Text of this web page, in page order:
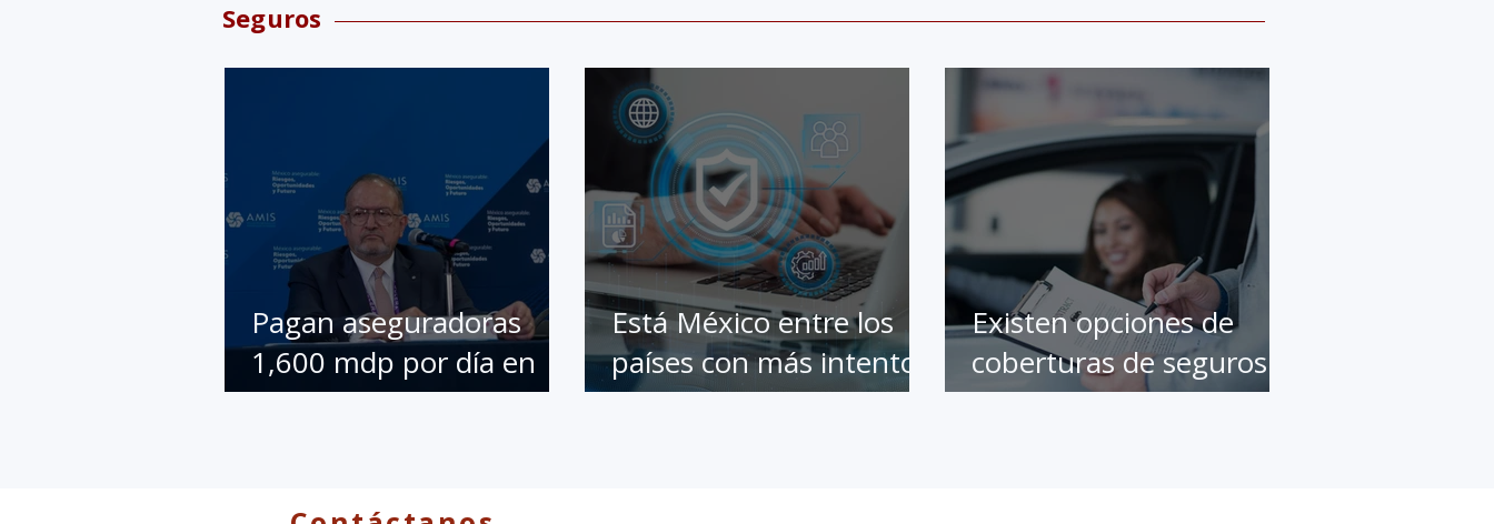
Seguros
Pagan aseguradoras
1,600 mdp por día en
coberturas: AMIS
Está México entre los
países con más intentos
de ciberataques;
Existen opciones de
coberturas de seguros
de autos que el cliente